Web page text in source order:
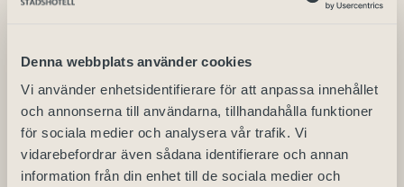
Denna webbplats använder cookies
Vi använder enhetsidentifierare för att anpassa innehållet
och annonserna till användarna, tillhandahålla funktioner
för sociala medier och analysera vår trafik. Vi
vidarebefordrar även sådana identifierare och annan
information från din enhet till de sociala medier och
Johansson
Detaljer